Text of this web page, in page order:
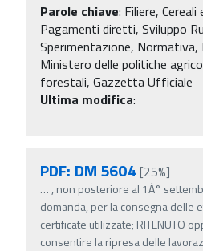
Parole chiave: Filiere,
Pagamenti diretti, Sviluppo
Sperimentazione,
Ministero delle politiche
forestali, Gazzetta Ufficiale
Ultima modifica:
PDF: DM 5604[25%]
… , non posteriore al 1Â°
domanda, per la consegna delle
certificate utilizzate; RITENUTO
consentire la ripresa delle